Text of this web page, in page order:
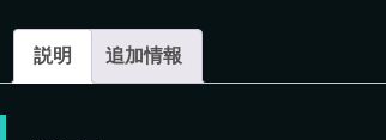
説明 追加情報